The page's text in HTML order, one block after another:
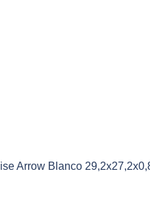
Arrow Blanco